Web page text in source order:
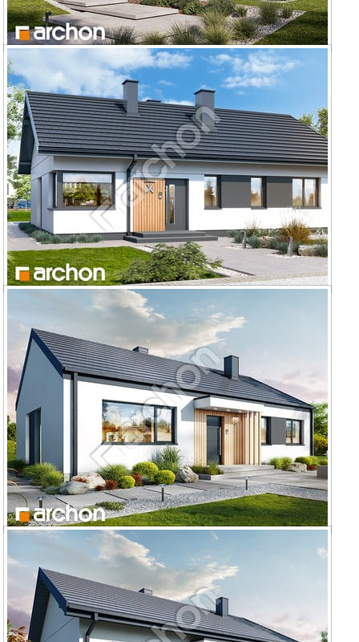
Dom w kosaćcach 32
Dom w kruszczykach 26
Dom w kruszczykach 20 (E)